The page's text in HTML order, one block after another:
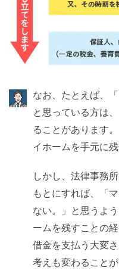
なお、たとえば、
と思っている方は
ることがあります
イホームを手元に残
しかし、法律事務
もとにすれば、「
ない。」と思うよ
ームを残すことの
借金を支払う大変
考えも変わることが